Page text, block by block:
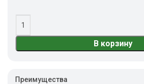
В корзину
Преимущества